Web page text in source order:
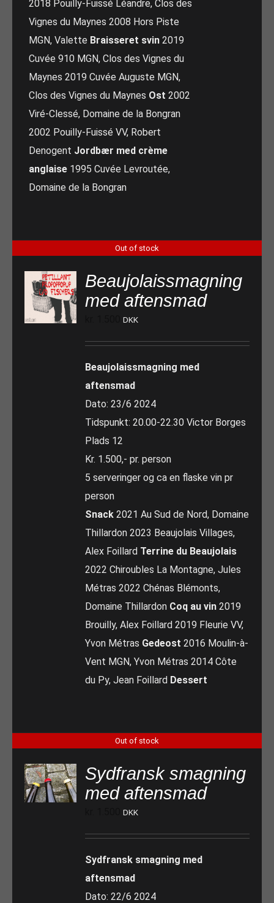
2018 Pouilly-Fuissé Léandre, Clos des
Vignes du Maynes 2008 Hors Piste
MGN, Valette Braisseret svin 2019
Cuvée 910 MGN, Clos des Vignes du
Maynes 2019 Cuvée Auguste MGN,
Clos des Vignes du Maynes Ost 2002
Viré-Clessé, Domaine de la Bongran
2002 Pouilly-Fuissé VV, Robert
Denogent Jordbær med crème
anglaise 1995 Cuvée Levroutée,
Domaine de la Bongran
Out of stock
Beaujolaissmagning
med aftensmad
DKK
Beaujolaissmagning med
aftensmad
Dato: 23/6 2024
Tidspunkt: 20.00-22.30 Victor Borges
Plads 12
Kr. 1.500,- pr. person
5 serveringer og ca en flaske vin pr
person
Snack 2021 Au Sud de Nord, Domaine
Thillardon 2023 Beaujolais Villages,
Alex Foillard Terrine du Beaujolais
2022 Chiroubles La Montagne, Jules
Métras 2022 Chénas Blémonts,
Domaine Thillardon Coq au vin 2019
Brouilly, Alex Foillard 2019 Fleurie VV,
Yvon Métras Gedeost 2016 Moulin-à-
Vent MGN, Yvon Métras 2014 Côte
du Py, Jean Foillard Dessert
Out of stock
Sydfransk smagning
med aftensmad
DKK
Sydfransk smagning med
aftensmad
Dato: 22/6 2024